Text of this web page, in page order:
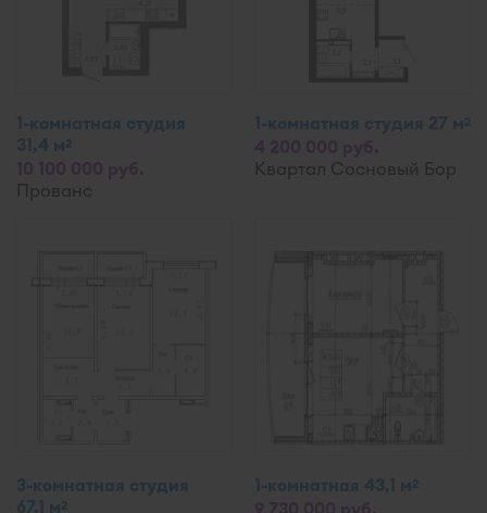
1-комнатная студия
31,4 м2
Прованс
1-комнатная студия 27 м2
Квартал Сосновый Бор
3-комнатная студия
67,1 м2
1-комнатная 43,1 м2